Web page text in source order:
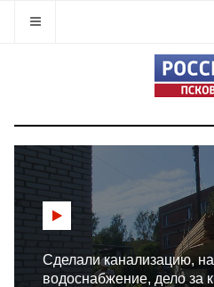
Сделали канализацию,
водоснабжение, дело за